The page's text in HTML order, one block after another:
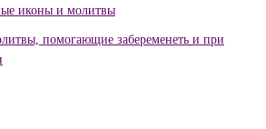
иконы и молитвы
помогающие забеременеть и при